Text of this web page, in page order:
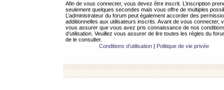
Afin de vous connecter, vous devez être inscrit. L’inscription
seulement quelques secondes mais vous offre de multiples
L’administrateur du forum peut également accorder des
additionnelles aux utilisateurs inscrits. Avant de vous connecter,
vous assurer que vous avez pris connaissance de nos
d’utilisation. Veuillez vous assurer de lire toutes les règles du
de le consulter.
Conditions d’utilisation| Politique de vie privée